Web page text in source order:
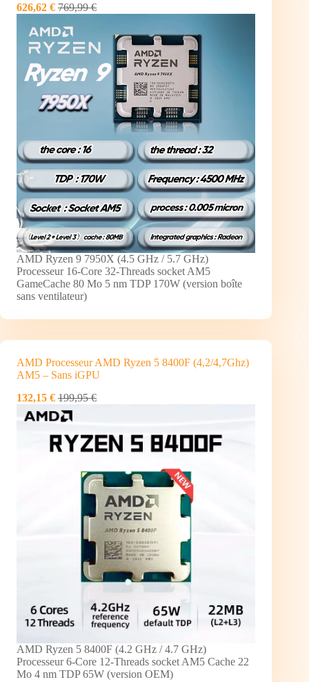
626,62 € 769,99 €
AMD Ryzen 9 7950X (4.5 GHz / 5.7 GHz)
Processeur 16-Core 32-Threads socket AM5
GameCache 80 Mo 5 nm TDP 170W (version boîte
sans ventilateur)
AMD Processeur AMD Ryzen 5 8400F (4,2/4,7Ghz)
AM5 – Sans iGPU
132,15 € 199,95 €
AMD Ryzen 5 8400F (4.2 GHz / 4.7 GHz)
Processeur 6-Core 12-Threads socket AM5 Cache 22
Mo 4 nm TDP 65W (version OEM)